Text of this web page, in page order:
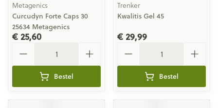
Metagenics
Curcudyn Forte Caps 30
25634 Metagenics
€ 25,60
Bestel
Trenker
Kwalitis Gel 45
€ 29,99
Bestel